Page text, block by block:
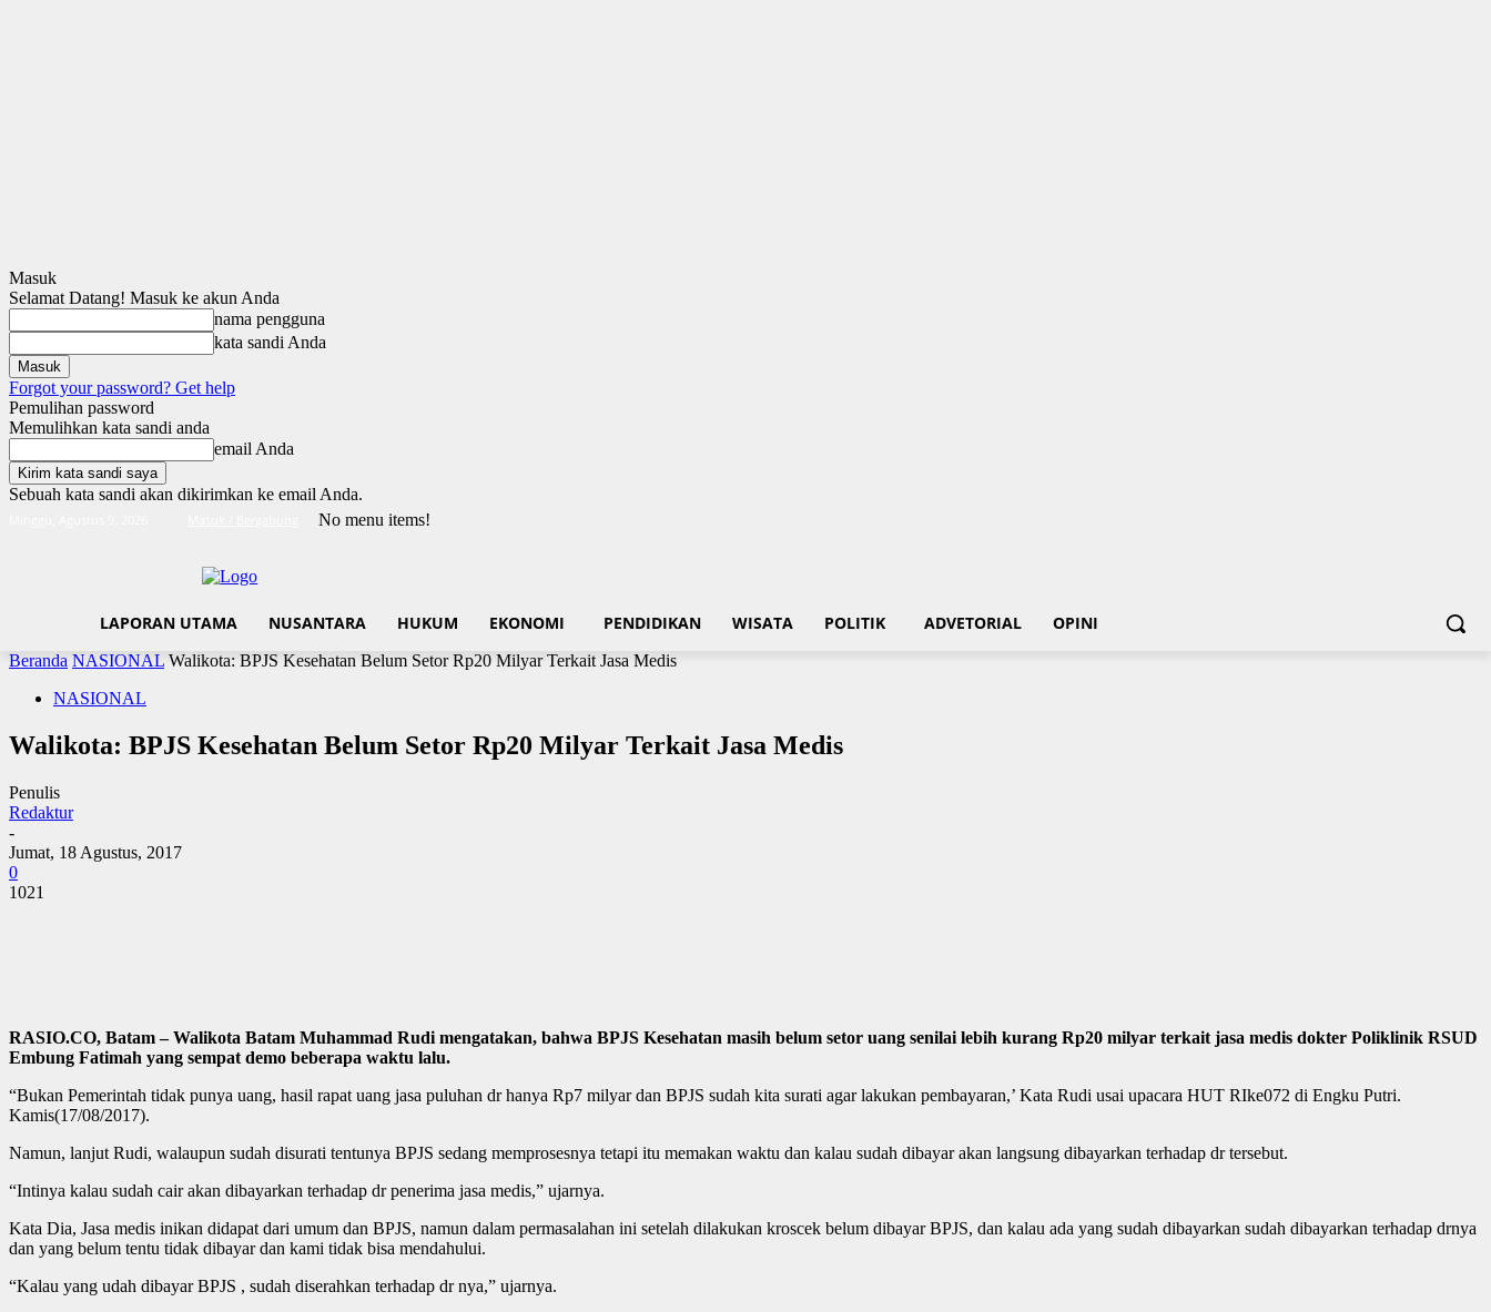
Masuk
Selamat Datang! Masuk ke akun Anda
nama pengguna
kata sandi Anda
Forgot your password? Get help
Pemulihan password
Memulihkan kata sandi anda
email Anda
Sebuah kata sandi akan dikirimkan ke email Anda.
No menu items!
LAPORAN UTAMA NUSANTARA HUKUM EKONOMI PENDIDIKAN WISATA POLITIK ADVETORIAL OPINI
Beranda NASIONAL Walikota: BPJS Kesehatan Belum Setor Rp20 Milyar Terkait Jasa Medis
NASIONAL
Walikota: BPJS Kesehatan Belum Setor Rp20 Milyar Terkait Jasa Medis
Penulis
Redaktur
-
Jumat, 18 Agustus, 2017
0
1021
RASIO.CO, Batam – Walikota Batam Muhammad Rudi mengatakan, bahwa BPJS Kesehatan masih belum setor uang senilai lebih kurang Rp20 milyar terkait jasa medis dokter Poliklinik RSUD
Embung Fatimah yang sempat demo beberapa waktu lalu.
“Bukan Pemerintah tidak punya uang, hasil rapat uang jasa puluhan dr hanya Rp7 milyar dan BPJS sudah kita surati agar lakukan pembayaran,’ Kata Rudi usai upacara HUT RIke072 di Engku Putri.
Kamis(17/08/2017).
Namun, lanjut Rudi, walaupun sudah disurati tentunya BPJS sedang memprosesnya tetapi itu memakan waktu dan kalau sudah dibayar akan langsung dibayarkan terhadap dr tersebut.
“Intinya kalau sudah cair akan dibayarkan terhadap dr penerima jasa medis,” ujarnya.
Kata Dia, Jasa medis inikan didapat dari umum dan BPJS, namun dalam permasalahan ini setelah dilakukan kroscek belum dibayar BPJS, dan kalau ada yang sudah dibayarkan sudah dibayarkan terhadap drnya
dan yang belum tentu tidak dibayar dan kami tidak bisa mendahului.
“Kalau yang udah dibayar BPJS , sudah diserahkan terhadap dr nya,” ujarnya.